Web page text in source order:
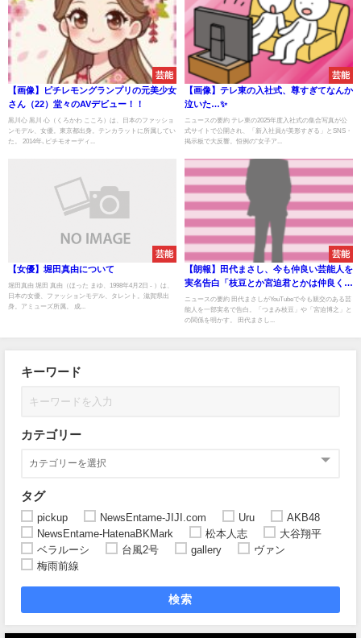
芸能
【画像】ピチレモングランプリの元美少女
さん（22）堂々のAVデビュー！！
黒川心 黒川 心（くろかわ こころ）は、日本のファッショ
ンモデル、女優。東京都出身。テンカラットに所属してい
た。 2014年､ピチモオーディ...
芸能
【画像】テレ東の入社式、尊すぎてなんか
泣いた…✨
ニュースの要約 テレ東の2025年度入社式の集合写真が公
式サイトで公開され、「新入社員が美形すぎる」とSNS・
掲示板で大反響。恒例の“女子ア...
芸能
【女優】堀田真由について
堀田真由 堀田 真由（ほった まゆ、1998年4月2日 - ）は、
日本の女優、ファッションモデル、タレント。滋賀県出
身。アミューズ所属。 成...
芸能
【朗報】田代まさし、今も仲良い芸能人を
実名告白「枝豆とか宮迫君とかは仲良くし
てます」
ニュースの要約 田代まさしがYouTubeで今も親交のある芸
能人を一部実名で告白。「つまみ枝豆」や「宮迫博之」と
の関係を明かす。 田代まさし...
キーワード
カテゴリー
タグ
pickup NewsEntame-JIJI.com Uru
AKB48
NewsEntame-HatenaBKMark
松本人志
大谷翔平
ベラルーシ
台風2号 gallery
ヴァン
梅雨前線
検索